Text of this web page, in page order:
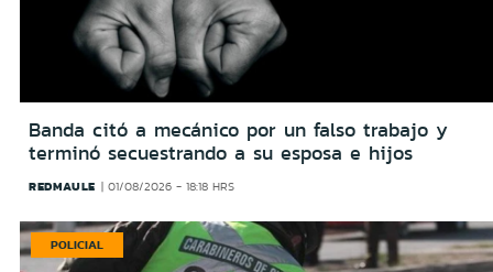
Banda citó a mecánico por un falso trabajo y
terminó secuestrando a su esposa e hijos
REDMAULE 01/08/2026 - 18:18 HRS
POLICIAL